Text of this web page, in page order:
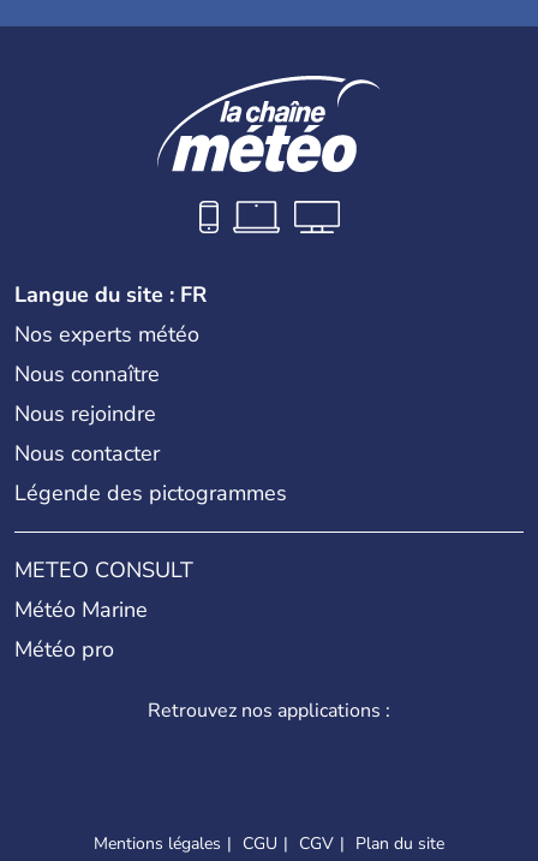
Langue du site : FR
Nos experts météo
Nous connaître
Nous rejoindre
Nous contacter
Légende des pictogrammes
METEO CONSULT
Météo Marine
Météo pro
Retrouvez nos applications :
Mentions légales CGU CGV Plan du site